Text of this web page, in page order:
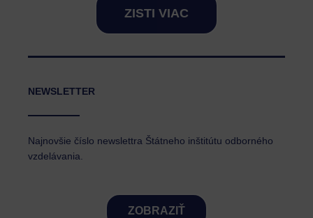
ZISTI VIAC
NEWSLETTER
Najnovšie číslo newslettra Štátneho inštitútu odborného
vzdelávania.
ZOBRAZIŤ